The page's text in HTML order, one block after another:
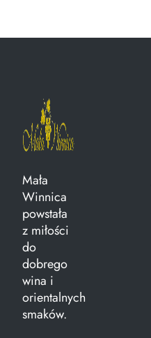
Mała
Winnica
powstała
z miłości
do
dobrego
wina i
orientalnych
smaków.